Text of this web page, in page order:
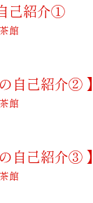
己紹介①
館
自己紹介② 】
館
自己紹介③ 】
館